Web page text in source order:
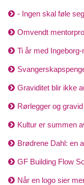
- Ingen skal føle
Omvendt
Ti år med
Graviditet blir ikke
Rørlegger og
Kultur er summen
Brødrene Dahl: en
GF Building Flow
Når en logo sier